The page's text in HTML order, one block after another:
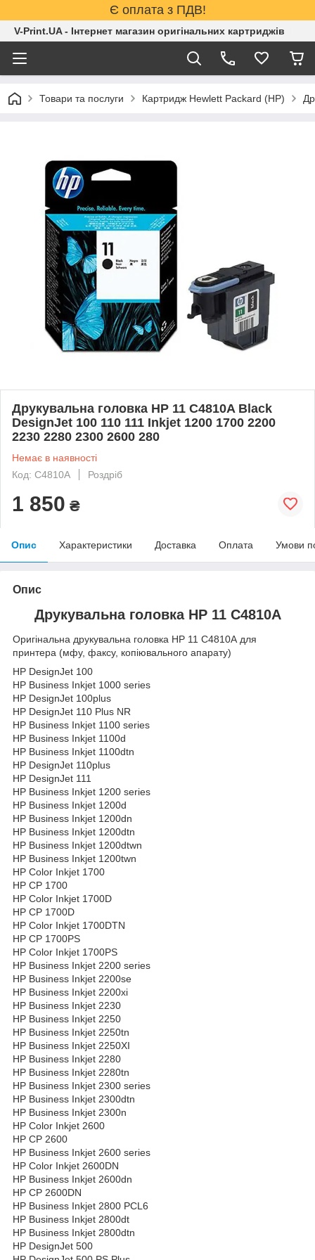
Є оплата з ПДВ!
V-Print.UA - Інтернет магазин оригінальних картриджів
Товари та послуги Картридж Hewlett Packard (HP)
Друкувальна головка HP 11 C4810A Black
DesignJet 100 110 111 Inkjet 1200 1700 2200
2230 2280 2300 2600 280
Немає в наявності
Код: C4810A
Роздріб
1 850 ₴
Опис Характеристики Доставка Оплата Умови
Опис
Друкувальна головка HP 11 C4810A
Оригінальна друкувальна головка HP 11 C4810A для
принтера (мфу, факсу, копіювального апарату)
HP DesignJet 100
HP Business Inkjet 1000 series
HP DesignJet 100plus
HP DesignJet 110 Plus NR
HP Business Inkjet 1100 series
HP Business Inkjet 1100d
HP Business Inkjet 1100dtn
HP DesignJet 110plus
HP DesignJet 111
HP Business Inkjet 1200 series
HP Business Inkjet 1200d
HP Business Inkjet 1200dn
HP Business Inkjet 1200dtn
HP Business Inkjet 1200dtwn
HP Business Inkjet 1200twn
HP Color Inkjet 1700
HP CP 1700
HP Color Inkjet 1700D
HP CP 1700D
HP Color Inkjet 1700DTN
HP CP 1700PS
HP Color Inkjet 1700PS
HP Business Inkjet 2200 series
HP Business Inkjet 2200se
HP Business Inkjet 2200xi
HP Business Inkjet 2230
HP Business Inkjet 2250
HP Business Inkjet 2250tn
HP Business Inkjet 2250XI
HP Business Inkjet 2280
HP Business Inkjet 2280tn
HP Business Inkjet 2300 series
HP Business Inkjet 2300dtn
HP Business Inkjet 2300n
HP Color Inkjet 2600
HP CP 2600
HP Business Inkjet 2600 series
HP Color Inkjet 2600DN
HP Business Inkjet 2600dn
HP CP 2600DN
HP Business Inkjet 2800 PCL6
HP Business Inkjet 2800dt
HP Business Inkjet 2800dtn
HP DesignJet 500